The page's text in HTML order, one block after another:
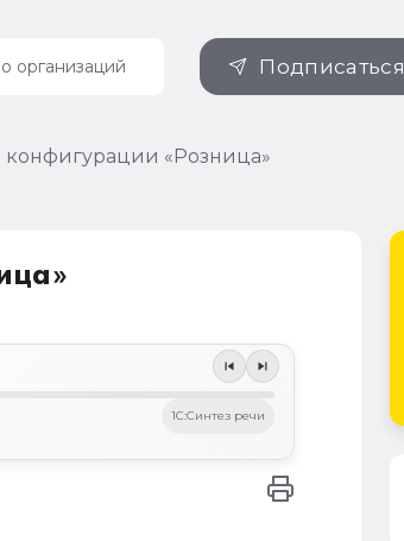
Подписаться
конфигурации «Розница»
1C:Синтез речи